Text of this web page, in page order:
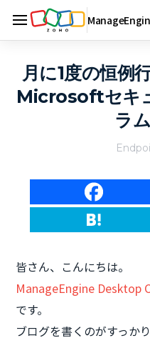
月に1度の恒例
Microsoftセキ
ラ
皆さん、こんにちは。
ManageEngine Desktop
です。
ブログを書くのがすっか